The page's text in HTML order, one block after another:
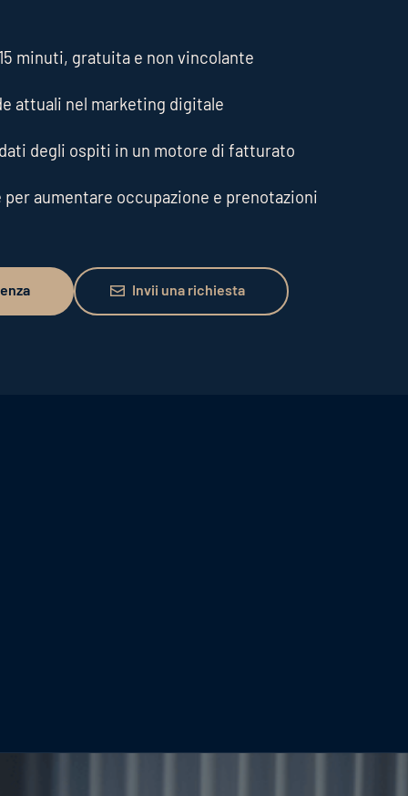
minuti, gratuita e non vincolante
attuali nel marketing digitale
degli ospiti in un motore di fatturato
aumentare occupazione e prenotazioni
Invii una richiesta
Invii una richiesta